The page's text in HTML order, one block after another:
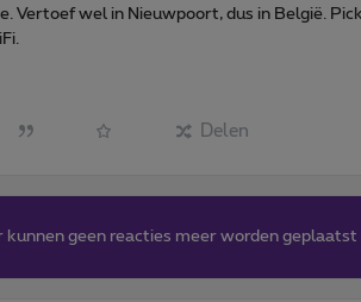
Vertoef wel in Nieuwpoort, dus in België.
Delen
kunnen geen reacties meer worden geplaatst